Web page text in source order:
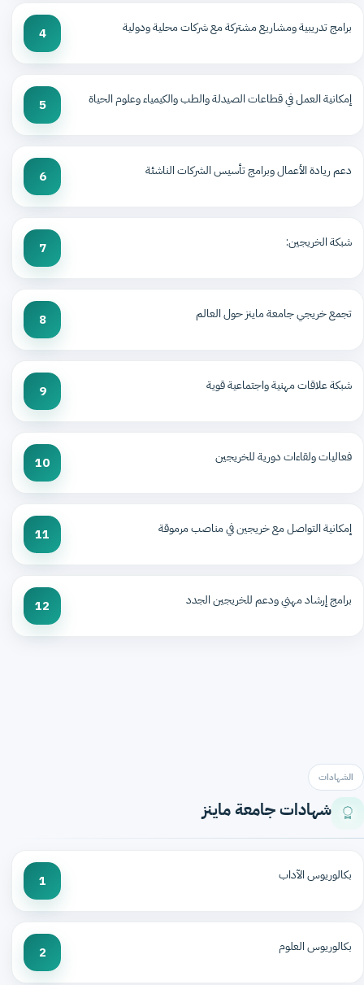
برامج تدريبية ومشاريع مشتركة مع شركات محلية ودولية 4
إمكانية العمل في قطاعات الصيدلة والطب والكيمياء وعلوم الحياة 5
دعم ريادة الأعمال وبرامج تأسيس الشركات الناشئة 6
شبكة الخريجين: 7
تجمع خريجي جامعة ماينز حول العالم 8
شبكة علاقات مهنية واجتماعية قوية 9
فعاليات ولقاءات دورية للخريجين 10
إمكانية التواصل مع خريجين في مناصب مرموقة 11
برامج إرشاد مهني ودعم للخريجين الجدد 12
الشهادات
شهادات جامعة ماينز
بكالوريوس الآداب 1
بكالوريوس العلوم 2